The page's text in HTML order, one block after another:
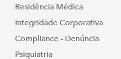
Residência Médica
Integridade Corporativa
Compliance - Denúncia
Psiquiatria